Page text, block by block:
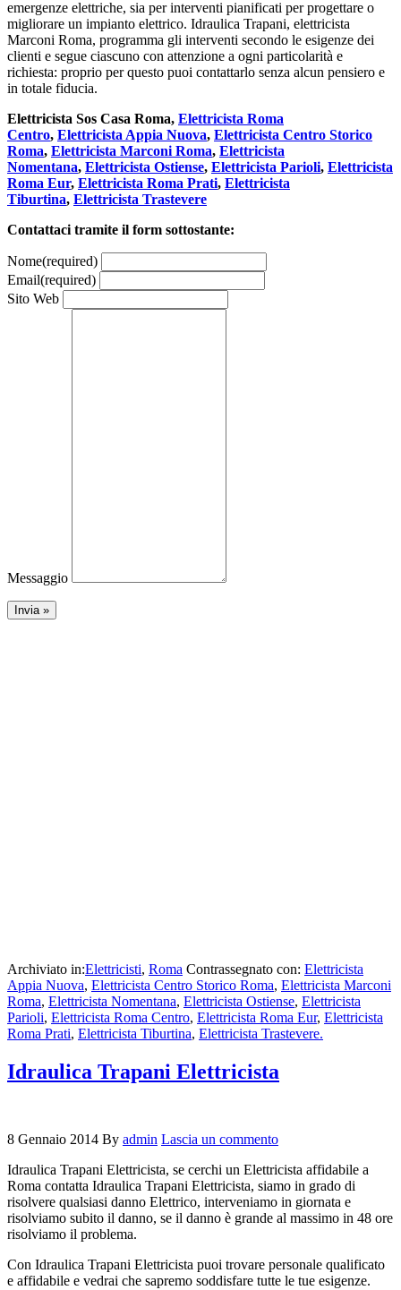
emergenze elettriche, sia per interventi pianificati per progettare o
migliorare un impianto elettrico. Idraulica Trapani, elettricista
Marconi Roma, programma gli interventi secondo le esigenze dei
clienti e segue ciascuno con attenzione a ogni particolarità e
richiesta: proprio per questo puoi contattarlo senza alcun pensiero e
in totale fiducia.
Elettricista Sos Casa Roma, Elettricista Roma
Centro, Elettricista Appia Nuova, Elettricista Centro Storico
Roma, Elettricista Marconi Roma, Elettricista
Nomentana, Elettricista Ostiense, Elettricista Parioli, Elettricista
Roma Eur, Elettricista Roma Prati, Elettricista
Tiburtina, Elettricista Trastevere
Contattaci tramite il form sottostante:
Nome(required)
Email(required)
Sito Web
Messaggio
Archiviato in:Elettricisti, Roma Contrassegnato con: Elettricista
Appia Nuova, Elettricista Centro Storico Roma, Elettricista Marconi
Roma, Elettricista Nomentana, Elettricista Ostiense, Elettricista
Parioli, Elettricista Roma Centro, Elettricista Roma Eur, Elettricista
Roma Prati, Elettricista Tiburtina, Elettricista Trastevere.
Idraulica Trapani Elettricista
8 Gennaio 2014 By admin Lascia un commento
Idraulica Trapani Elettricista, se cerchi un Elettricista affidabile a
Roma contatta Idraulica Trapani Elettricista, siamo in grado di
risolvere qualsiasi danno Elettrico, interveniamo in giornata e
risolviamo subito il danno, se il danno è grande al massimo in 48 ore
risolviamo il problema.
Con Idraulica Trapani Elettricista puoi trovare personale qualificato
e affidabile e vedrai che sapremo soddisfare tutte le tue esigenze.